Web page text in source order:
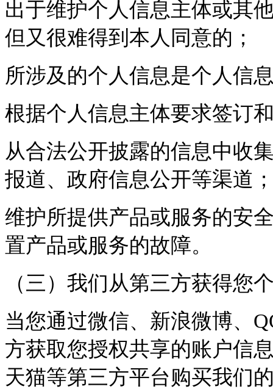
出于维护个人信息主体或其
但又很难得到本人同意的；
所涉及的个人信息是个人信
根据个人信息主体要求签订
从合法公开披露的信息中收
报道、政府信息公开等渠道
维护所提供产品或服务的安
置产品或服务的故障。
（三）我们从第三方获得您
当您通过微信、新浪微博、
方获取您授权共享的账户信
天猫等第三方平台购买我们